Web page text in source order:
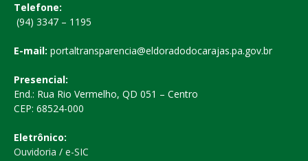
Telefone:
(94) 3347 – 1195
E-mail: portaltransparencia@eldoradodocarajas.pa.gov.br
Presencial:
End.: Rua Rio Vermelho, QD 051 – Centro
CEP: 68524-000
Eletrônico:
Ouvidoria / e-SIC